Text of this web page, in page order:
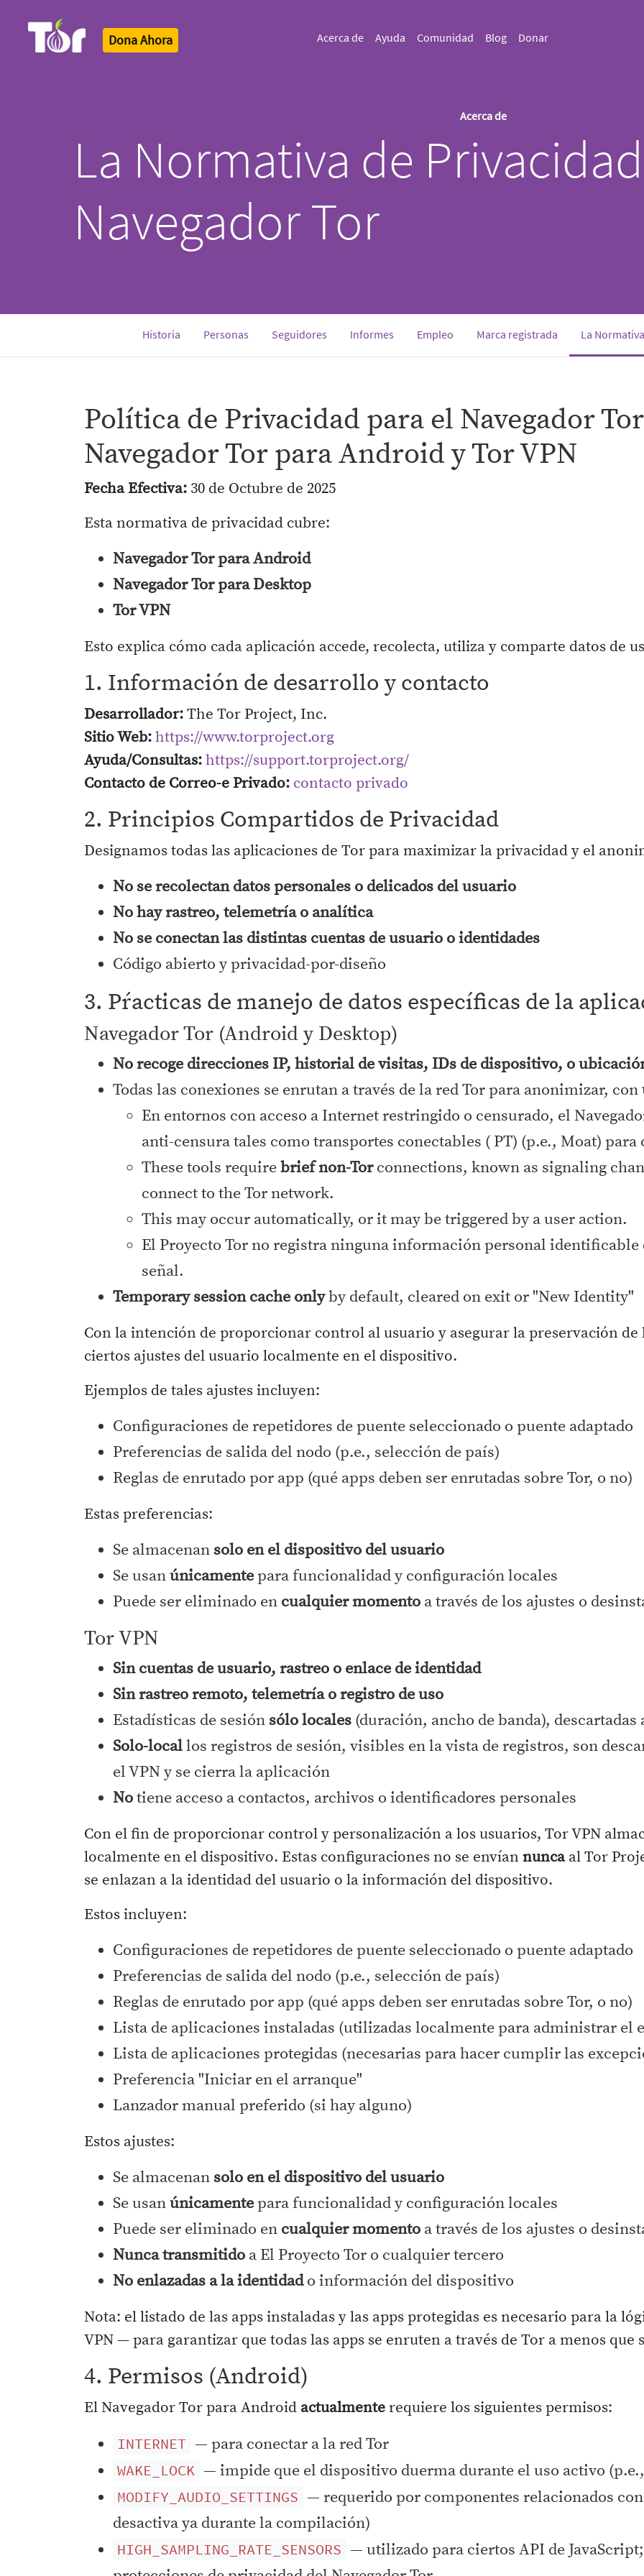
Dona Ahora Acerca de Ayuda Comunidad Blog Donar
Acerca de
La Normativa de
Navegador Tor
Historia Personas Seguidores Informes Empleo Marca registrada La
Política de Privacidad para el Navegador
Navegador Tor para Android y Tor VPN
Fecha Efectiva: 30 de Octubre de 2025
Esta normativa de privacidad cubre:
Navegador Tor para Android
Navegador Tor para Desktop
Tor VPN
Esto explica cómo cada aplicación accede, recolecta, utiliza y comparte datos de
1. Información de desarrollo y contacto
Desarrollador:The Tor Project, Inc.
Sitio Web:https://www.torproject.org
Ayuda/Consultas:https://support.torproject.org/
Contacto de Correo-e Privado: contacto privado
2. Principios Compartidos de Privacidad
Designamos todas las aplicaciones de Tor para maximizar la privacidad y el
No se recolectan datos personales o delicados del usuario
No hay rastreo, telemetría o analítica
No se conectan las distintas cuentas de usuario o identidades
Código abierto y privacidad-por-diseño
3. Pŕacticas de manejo de datos específicas de la
Navegador Tor (Android y Desktop)
No recoge direcciones IP, historial de visitas, IDs de dispositivo, o
Todas las conexiones se enrutan a través de la red Tor para anonimizar, con
En entornos con acceso a Internet restringido o censurado, el
anti-censura tales como transportes conectables ( PT) (p.e., Moat)
These tools requirebrief non-Torconnections, known as signaling
connect to the Tor network.
This may occur automatically, or it may be triggered by a user action.
El Proyecto Tor no registra ninguna información personal identificable
señal.
Temporary session cache onlyby default, cleared on exit or "New Identity"
Con la intención de proporcionar control al usuario y asegurar la preservación de
ciertos ajustes del usuario localmente en el dispositivo.
Ejemplos de tales ajustes incluyen:
Configuraciones de repetidores de puente seleccionado o puente adaptado
Preferencias de salida del nodo (p.e., selección de país)
Reglas de enrutado por app (qué apps deben ser enrutadas sobre Tor, o no)
Estas preferencias:
Se almacenan solo en el dispositivo del usuario
Se usanúnicamentepara funcionalidad y configuración locales
Puede ser eliminado en cualquier momento a través de los ajustes o
Tor VPN
Sin cuentas de usuario, rastreo o enlace de identidad
Sin rastreo remoto, telemetría o registro de uso
Estadísticas de sesión sólo locales (duración, ancho de banda),
Solo-locallos registros de sesión, visibles en la vista de registros, son
el VPN y se cierra la aplicación
Notiene acceso a contactos, archivos o identificadores personales
Con el fin de proporcionar control y personalización a los usuarios, Tor VPN
localmente en el dispositivo. Estas configuraciones no se envían nuncaal Tor
se enlazan a la identidad del usuario o la información del dispositivo.
Estos incluyen:
Configuraciones de repetidores de puente seleccionado o puente adaptado
Preferencias de salida del nodo (p.e., selección de país)
Reglas de enrutado por app (qué apps deben ser enrutadas sobre Tor, o no)
Lista de aplicaciones instaladas (utilizadas localmente para administrar
Lista de aplicaciones protegidas (necesarias para hacer cumplir las
Preferencia "Iniciar en el arranque"
Lanzador manual preferido (si hay alguno)
Estos ajustes:
Se almacenan solo en el dispositivo del usuario
Se usanúnicamentepara funcionalidad y configuración locales
Puede ser eliminado en cualquier momento a través de los ajustes o
Nunca transmitido a El Proyecto Tor o cualquier tercero
No enlazadas a la identidado información del dispositivo
Nota: el listado de las apps instaladas y las apps protegidas es necesario para la
VPN — para garantizar que todas las apps se enruten a través de Tor a menos que
4. Permisos (Android)
El Navegador Tor para Android actualmenterequiere los siguientes permisos:
INTERNET — para conectar a la red Tor
WAKE_LOCK — impide que el dispositivo duerma durante el uso activo
MODIFY_AUDIO_SETTINGS — requerido por componentes relacionados con
desactiva ya durante la compilación)
HIGH_SAMPLING_RATE_SENSORS — utilizado para ciertos API de